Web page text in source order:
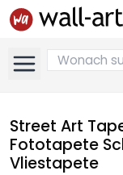
Street Art
Fototapete
Vliestapete